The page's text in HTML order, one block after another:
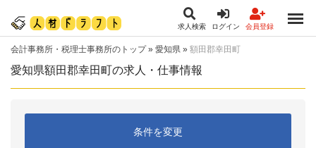
求人検索 ログイン 会員登録
会計事務所・税理士事務所のトップ» 愛知県 » 額田郡幸田町
愛知県額田郡幸田町の求人・仕事情報
条件を変更